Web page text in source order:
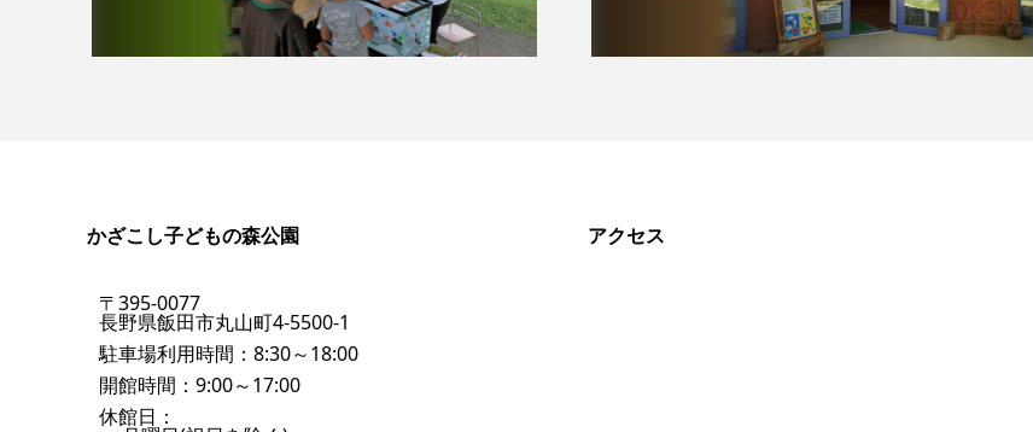
かざこし子どもの森公園
〒395-0077
長野県飯田市丸山町4-5500-1
駐車場利用時間：8:30～18:00
開館時間：9:00～17:00
休館日：
アクセス